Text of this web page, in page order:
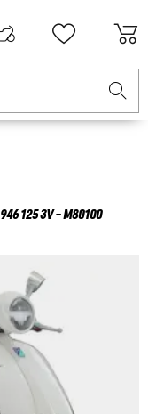
946 125 3V - M80100